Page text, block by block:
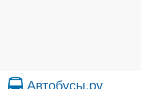
Автобусы.ру